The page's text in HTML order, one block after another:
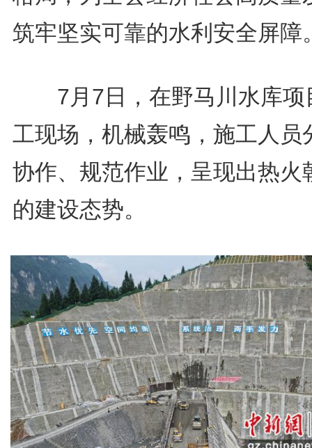
筑牢坚实可靠的水利安全屏障
7月7日，在野马川水库项
工现场，机械轰鸣，施工人员
协作、规范作业，呈现出热火
的建设态势。